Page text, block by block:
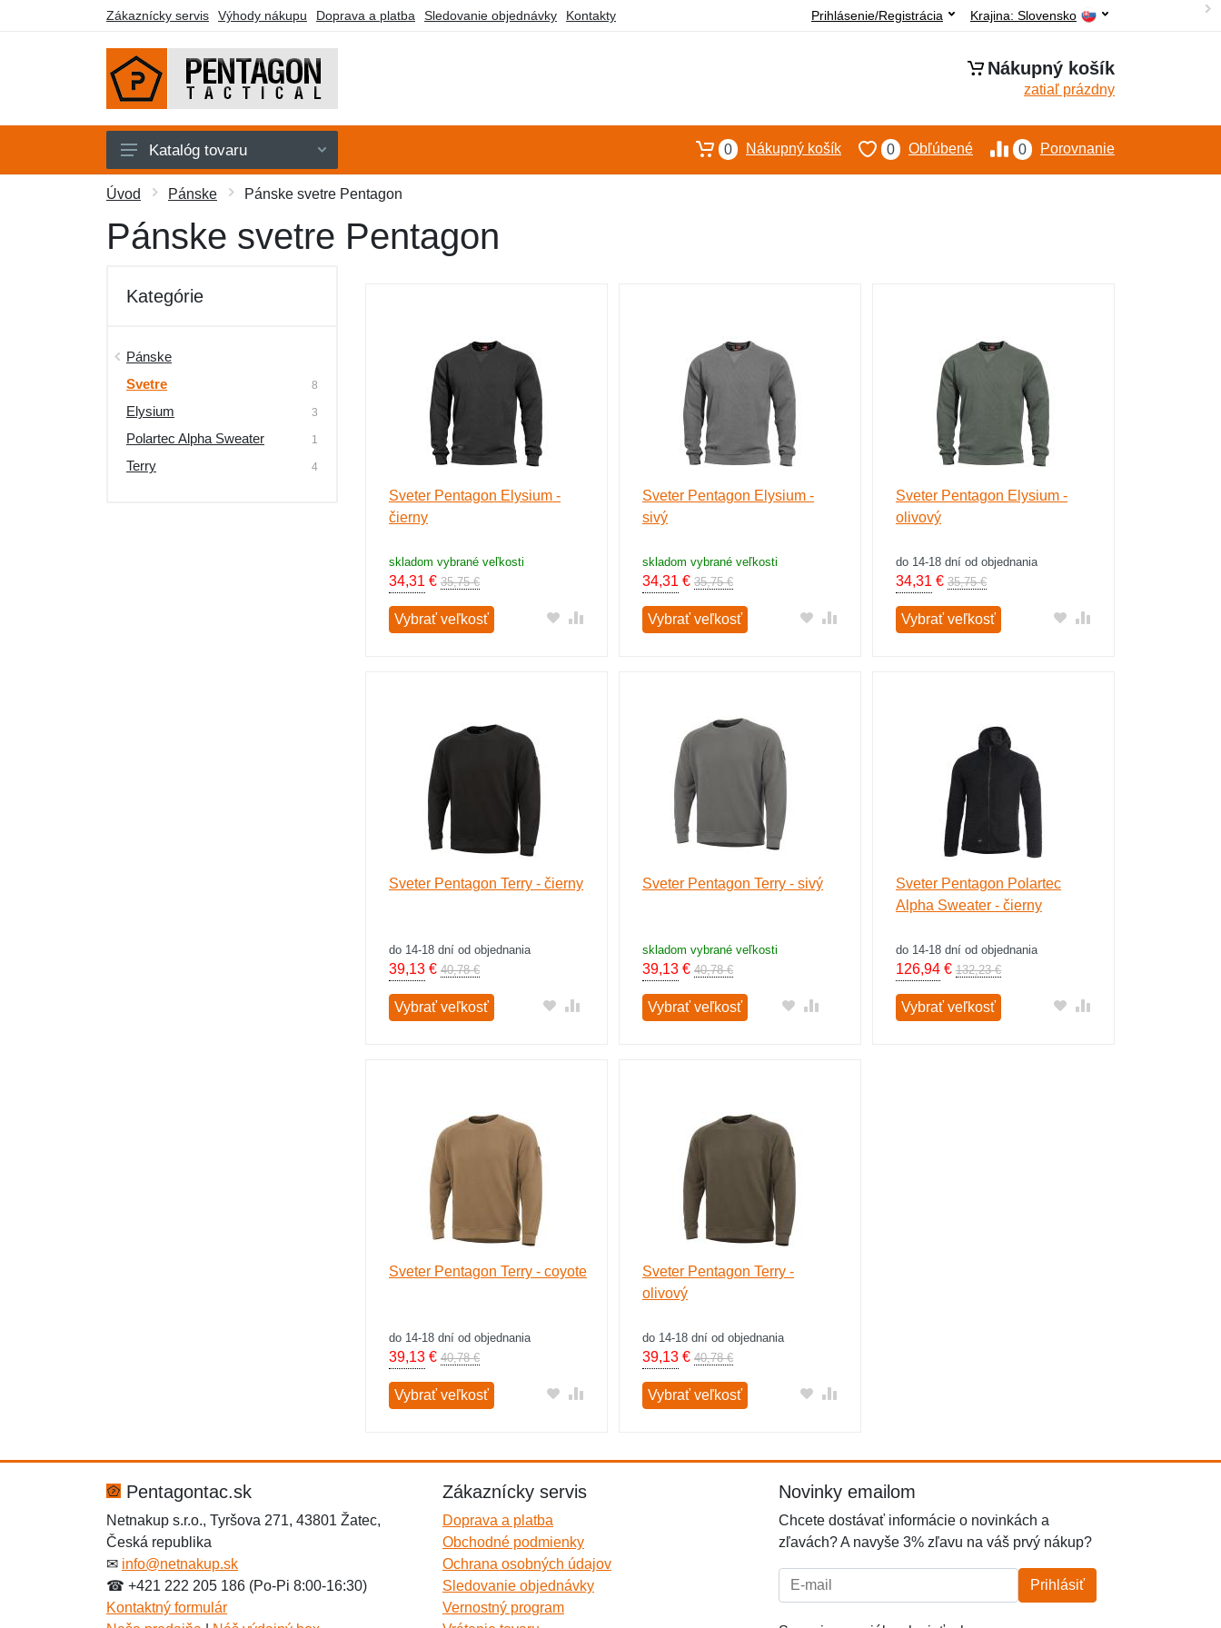
Zákaznícky servis Výhody nákupu Doprava a platba Sledovanie objednávky Kontakty Krajina: Slovensko
Prihlásenie/Registrácia
Nákupný košík
zatiaľ prázdny
Pánske
Dámske
Obuv a ponožky
Taktické vybavenie
Darčekové poukazy
Výpredaj
Katalóg tovaru 0 Porovnanie
0 Obľúbené
0 Nákupný košík
Úvod Pánske Pánske svetre Pentagon
Pánske svetre Pentagon
Kategórie
Pánske
Svetre
8
Elysium 3
Polartec Alpha Sweater 1
Terry 4
Sveter Pentagon Elysium -
čierny
skladom vybrané veľkosti
34,31 € 35,75 €
Vybrať veľkosť
Sveter Pentagon Elysium -
sivý
skladom vybrané veľkosti
34,31 € 35,75 €
Vybrať veľkosť
Sveter Pentagon Elysium -
olivový
do 14-18 dní od objednania
34,31 € 35,75 €
Vybrať veľkosť
Sveter Pentagon Terry - čierny
do 14-18 dní od objednania
39,13 € 40,78 €
Vybrať veľkosť
Sveter Pentagon Terry - sivý
skladom vybrané veľkosti
39,13€ 40,78 €
Vybrať veľkosť
Sveter Pentagon Polartec
Alpha Sweater - čierny
do 14-18 dní od objednania
126,94€ 132,23 €
Vybrať veľkosť
Sveter Pentagon Terry - coyote
do 14-18 dní od objednania
39,13 € 40,78 €
Vybrať veľkosť
Sveter Pentagon Terry -
olivový
do 14-18 dní od objednania
39,13€ 40,78 €
Vybrať veľkosť
Pentagontac.sk
Netnakup s.r.o., Tyršova 271, 43801 Žatec,
Česká republika
✉ info@netnakup.sk
☎ +421 222 205 186 (Po-Pi 8:00-16:30)
Kontaktný formulár
Zákaznícky servis
Doprava a platba
Obchodné podmienky
Ochrana osobných údajov
Sledovanie objednávky
Vernostný program
Novinky emailom
Chcete dostávať informácie o novinkách a
zľavách? A navyše 3% zľavu na váš prvý nákup?
E-mail: Prihlásiť